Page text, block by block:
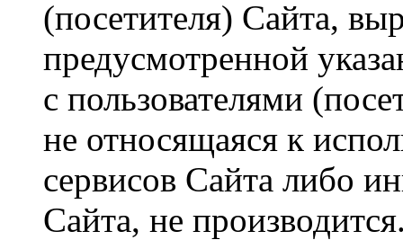
(посетителя) Сайта,
предусмотренной
с пользователями
не относящаяся к
сервисов Сайта либо
Сайта, не